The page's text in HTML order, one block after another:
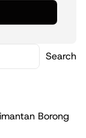
Search
Borong